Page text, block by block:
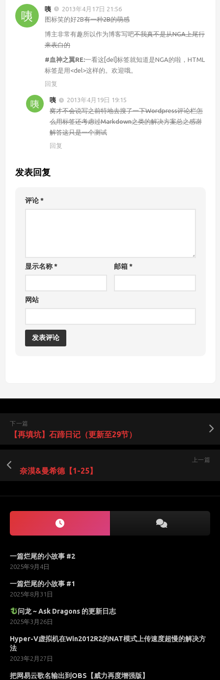
咦
2013年4月17日 21:56
图标笑的好2B有一种2B的萌感
博主非常有趣所以作为博客写吧不我真不是从NGA上尾行
来表白的
#血神之翼RE:一看这[del]标签就知道是NGA的啦，HTML
标签是用<del>这样的。欢迎哦。
回复
咦
2013年4月19日 19:15
窝才不会说写之前特地去搜了一下Wordpress评论栏怎
么用标签还考虑过Markdown之类的解决方案总之感谢
解答这只是一个测试
回复
发表回复
评论*
显示名称* 邮箱*
网站
下一篇
【再填坑】石蹄日记（更新至29节）
上一篇
奈漠&曼希德【1-25】
一篇烂尾的小故事 #2
2025年9月4日
一篇烂尾的小故事 #1
2025年8月31日
问龙 ~ Ask Dragons 的更新日志
2025年3月26日
Hyper-V虚拟机在Win2012R2的NAT模式上传速度超慢的解决方
法
2023年2月27日
把网易云歌名输出到OBS【威力再度增强版】